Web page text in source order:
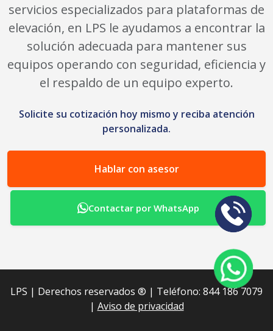
servicios especializados para plataformas de
elevación, en LPS le ayudamos a encontrar la
solución adecuada para mantener sus
equipos operando con seguridad, eficiencia y
el respaldo de un equipo experto.
Solicite su cotización hoy mismo y reciba atención
personalizada.
Hablar con asesor
Contactar por WhatsApp
LPS | Derechos reservados ®︎ | Teléfono: 844 186 7079
| Aviso de privacidad